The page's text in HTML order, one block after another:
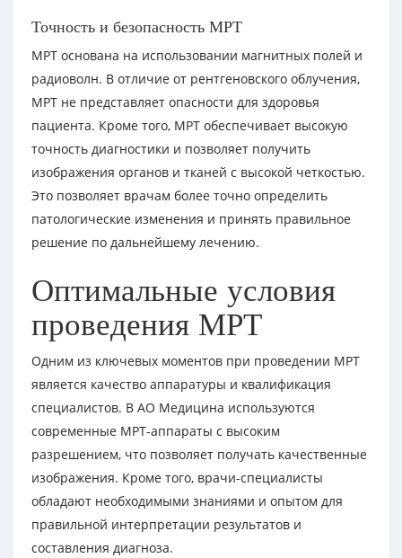
Точность и безопасность МРТ
МРТ основана на использовании магнитных полей и
радиоволн. В отличие от рентгеновского облучения,
МРТ не представляет опасности для здоровья
пациента. Кроме того, МРТ обеспечивает высокую
точность диагностики и позволяет получить
изображения органов и тканей с высокой четкостью.
Это позволяет врачам более точно определить
патологические изменения и принять правильное
решение по дальнейшему лечению.
Оптимальные условия
проведения МРТ
Одним из ключевых моментов при проведении МРТ
является качество аппаратуры и квалификация
специалистов. В АО Медицина используются
современные МРТ-аппараты с высоким
разрешением, что позволяет получать качественные
изображения. Кроме того, врачи-специалисты
обладают необходимыми знаниями и опытом для
правильной интерпретации результатов и
составления диагноза.